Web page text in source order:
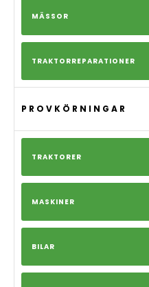
MÄSSOR
TRAKTORREPARATIONER
PROVKÖRNINGAR
TRAKTORER
MASKINER
BILAR